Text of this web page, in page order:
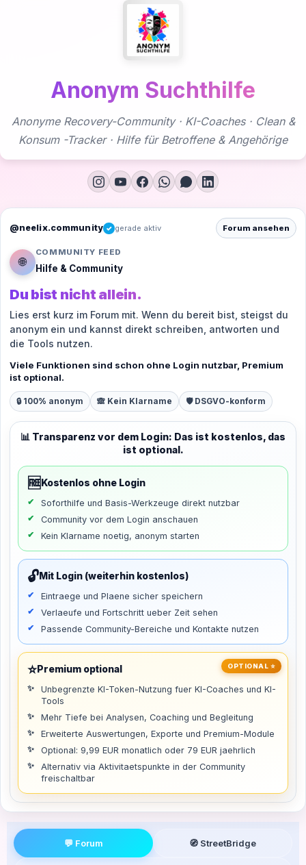
Anonym Suchthilfe
Anonyme Recovery-Community · KI-Coaches · Clean &
Konsum -Tracker · Hilfe für Betroffene & Angehörige
@neelix.community ✓ gerade aktiv Forum ansehen
🌐
COMMUNITY FEED
Hilfe & Community
Du bist nicht allein.
Lies erst kurz im Forum mit. Wenn du bereit bist, steigst du
anonym ein und kannst direkt schreiben, antworten und
die Tools nutzen.
Viele Funktionen sind schon ohne Login nutzbar, Premium
ist optional.
🔒 100% anonym 🙈 Kein Klarname 🛡️ DSGVO-konform
📊 Transparenz vor dem Login: Das ist kostenlos, das
ist optional.
🆓 Kostenlos ohne Login
Soforthilfe und Basis-Werkzeuge direkt nutzbar
Community vor dem Login anschauen
Kein Klarname noetig, anonym starten
🔓Mit Login (weiterhin kostenlos)
Eintraege und Plaene sicher speichern
Verlaeufe und Fortschritt ueber Zeit sehen
Passende Community-Bereiche und Kontakte nutzen
OPTIONAL ⭐
⭐Premium optional
Unbegrenzte KI-Token-Nutzung fuer KI-Coaches und KI-
Tools
Mehr Tiefe bei Analysen, Coaching und Begleitung
Erweiterte Auswertungen, Exporte und Premium-Module
Optional: 9,99 EUR monatlich oder 79 EUR jaehrlich
Alternativ via Aktivitaetspunkte in der Community
freischaltbar
💬 Forum 🧭 StreetBridge